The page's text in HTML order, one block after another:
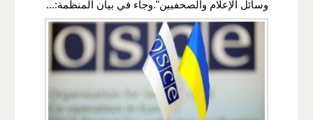
وسائل الإعلام والصحفيين".وجاء في بيان المنظمة:...